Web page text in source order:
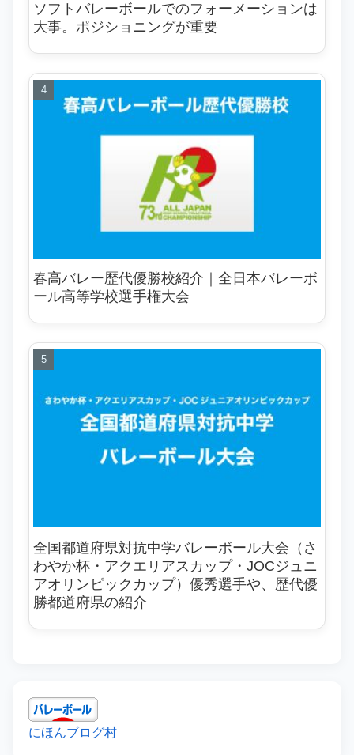
ソフトバレーボールでのフォーメーションは
大事。ポジショニングが重要
春高バレー歴代優勝校紹介｜全日本バレーボ
ール高等学校選手権大会
全国都道府県対抗中学バレーボール大会（さ
わやか杯・アクエリアスカップ・JOCジュニ
アオリンピックカップ）優秀選手や、歴代優
勝都道府県の紹介
にほんブログ村